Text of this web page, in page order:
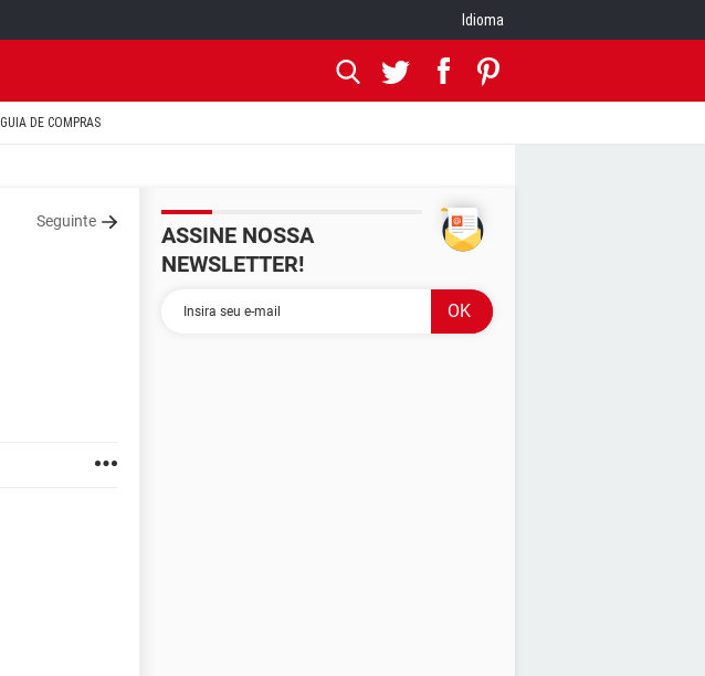
Idioma
GUIA DE COMPRAS
Seguinte
ASSINE NOSSA
NEWSLETTER!